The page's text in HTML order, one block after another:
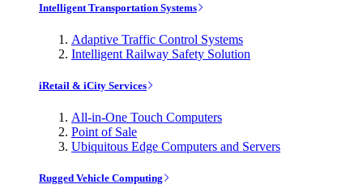
Intelligent Transportation Systems
Adaptive Traffic Control Systems
Intelligent Railway Safety Solution
iRetail & iCity Services
All-in-One Touch Computers
Point of Sale
Ubiquitous Edge Computers and Servers
Rugged Vehicle Computing